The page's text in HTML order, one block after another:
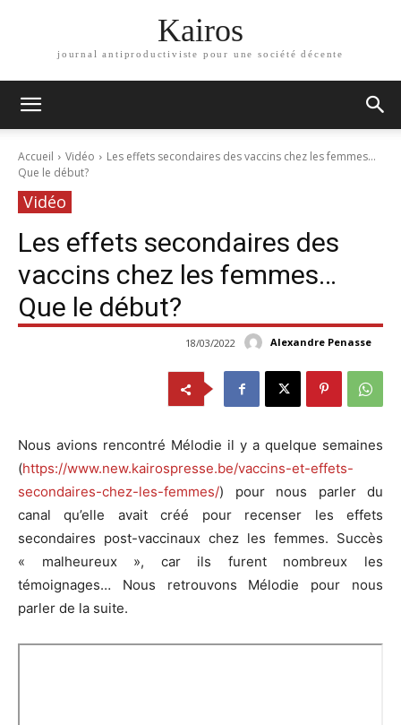
Kairos
journal antiproductiviste pour une société décente
Accueil Vidéo
Les effets secondaires des vaccins chez les femmes...
Que le début?
Vidéo
Les effets secondaires des
vaccins chez les femmes…
Que le début?
Alexandre Penasse
18/03/2022
Nous avions rencontré Mélodie il y a quelque semaines
(https://www.new.kairospresse.be/vaccins-et-effets-
secondaires-chez-les-femmes/) pour nous parler du
canal qu’elle avait créé pour recenser les effets
secondaires post-vaccinaux chez les femmes. Succès
« malheureux », car ils furent nombreux les
témoignages… Nous retrouvons Mélodie pour nous
parler de la suite.